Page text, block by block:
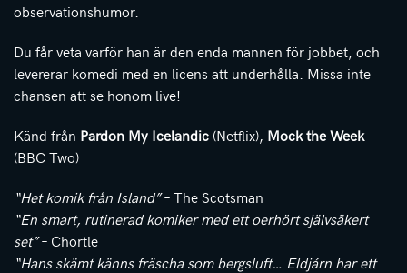
observationshumor.
Du får veta varför han är den enda mannen för jobbet, och
levererar komedi med en licens att underhålla. Missa inte
chansen att se honom live!
Känd från Pardon My Icelandic (Netflix), Mock the Week
(BBC Two)
“Het komik från Island”– The Scotsman
“En smart, rutinerad komiker med ett oerhört självsäkert
set”– Chortle
“Hans skämt känns fräscha som bergsluft… Eldjárn har ett